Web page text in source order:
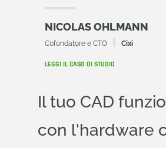
NICOLAS OHLMANN
Cofondatore e CTO Cixi
LEGGI IL CASO DI STUDIO
Il tuo CAD
con l'hardware